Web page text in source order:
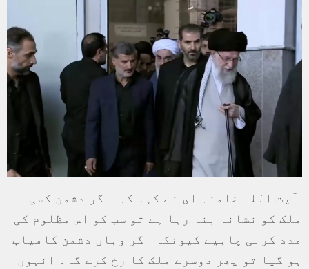
آیت اللہ خامنہ ای نے کہا کہ اگر دشمن کسی
ملک کو نشانہ بنا رہا ہے تو سب کو اس مظلوم کی
مدد کرنی چاہیے کیونکہ اگر وہاں دشمن کامیاب
ہو گیا تو پھر دوسرے ملک کا رخ کرے گا۔ انہوں